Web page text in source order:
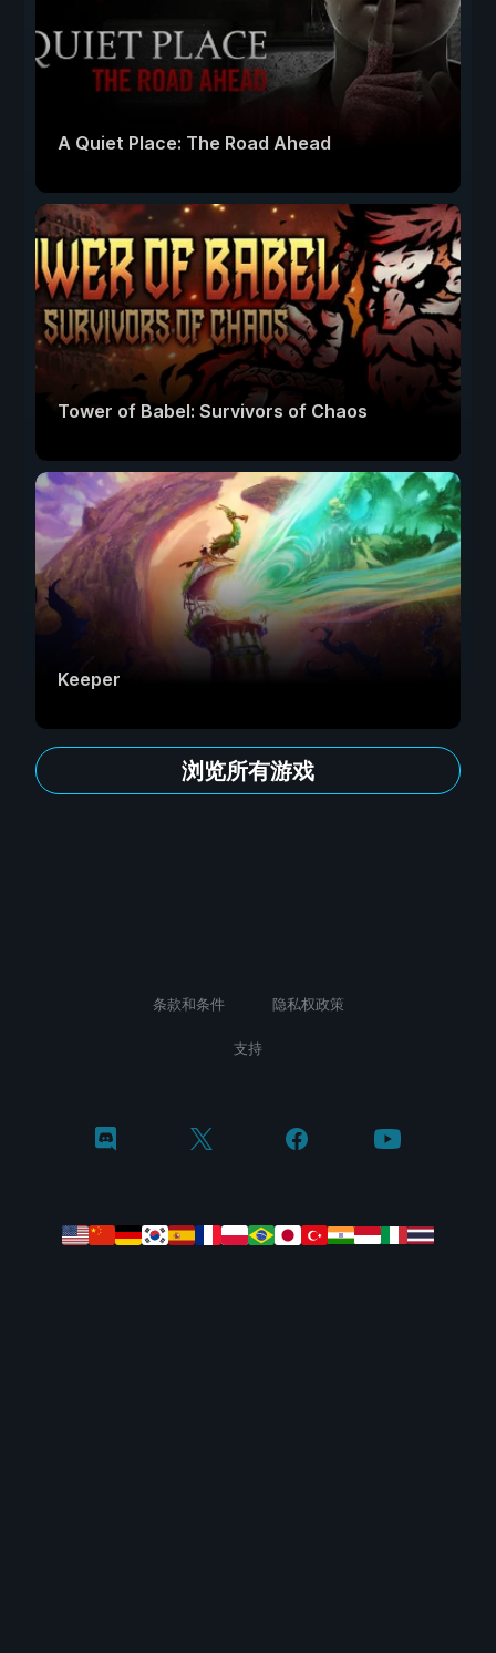
A Quiet Place: The Road Ahead
Tower of Babel: Survivors of Chaos
Keeper
浏览所有游戏
条款和条件 隐私权政策
支持